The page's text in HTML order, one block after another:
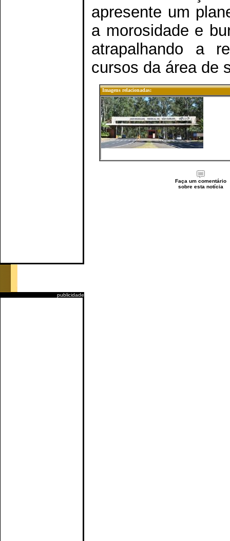
publicidade
apresente um
a morosidade e
atrapalhando a
cursos da área de
Imagens relacionadas:
Faça um comentário
sobre esta notícia